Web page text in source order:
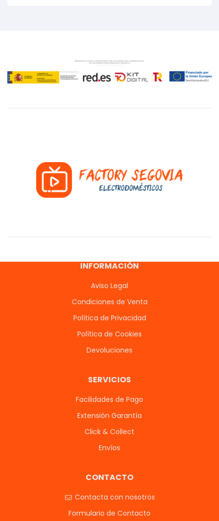
INFORMACIÓN
Aviso Legal
Condiciones de Venta
Política de Privacidad
Política de Cookies
Devoluciones
SERVICIOS
Facilidades de Pago
Extensión Garantía
Click & Collect
Envíos
CONTACTO
Contacta con nosotros
Formulario de Contacto